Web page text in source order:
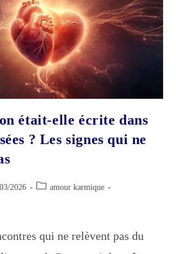
était-elle écrite dans
? Les signes qui ne
2026
Post amour karmique
qui ne relèvent pas du